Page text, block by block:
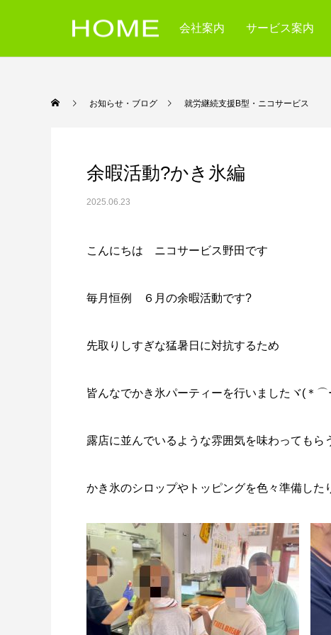
会社案内 サービス案内
お知らせ・ブログ 就労継続支援B型・ニコサ
余暇活動?かき氷編
2025.06.23
こんにちは ニコサービス野田です
毎月恒例 ６月の余暇活動です?
先取りしすぎな猛暑日に対抗するため
皆んなでかき氷パーティーを行いましたヾ(＊
露店に並んでいるような雰囲気を味わってもら
かき氷のシロップやトッピングを色々準備した